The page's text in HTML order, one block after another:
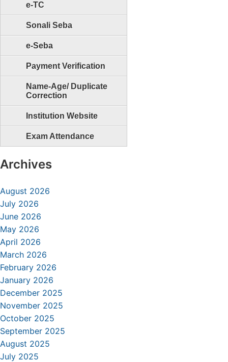
e-TC
Sonali Seba
e-Seba
Payment Verification
Name-Age/ Duplicate
Correction
Institution Website
Exam Attendance
Archives
August 2026
July 2026
June 2026
May 2026
April 2026
March 2026
February 2026
January 2026
December 2025
November 2025
October 2025
September 2025
August 2025
July 2025